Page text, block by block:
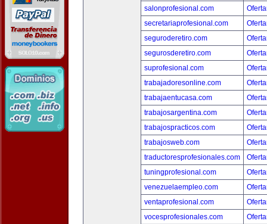
salonprofesional.com
secretariaprofesional.com
seguroderetiro.com
segurosderetiro.com
suprofesional.com
trabajadoresonline.com
trabajaentucasa.com
trabajosargentina.com
trabajospracticos.com
trabajosweb.com
traductoresprofesionales.com
tuningprofesional.com
venezuelaempleo.com
ventaprofesional.com
vocesprofesionales.com